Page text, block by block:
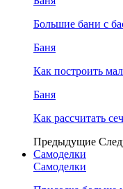
Большие бани с
Баня
Как построить
Баня
Как рассчитать
Предыдущие
Самоделки
Самоделки